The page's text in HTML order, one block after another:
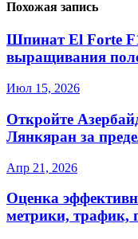
Похожая запись
Шпинат El Forte
выращивания
Июл 15, 2026
Откройте
Лянкяран за
Апр 21, 2026
Оценка
метрики, трафик,